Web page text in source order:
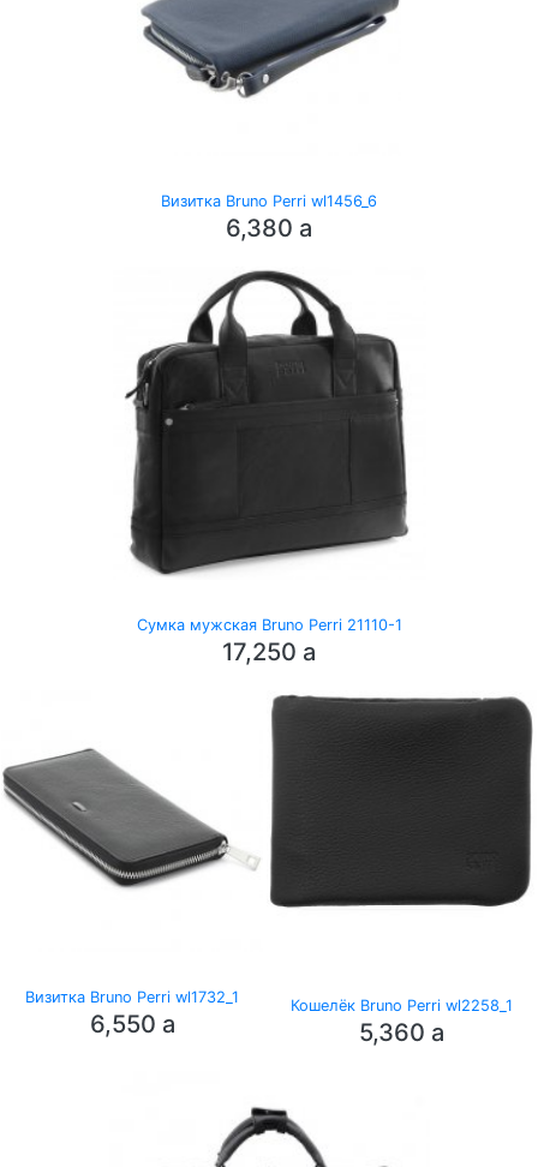
Визитка Bruno Perri wl1456_6
6,380 a
Сумка мужская Bruno Perri 21110-1
17,250 a
Визитка Bruno Perri wl1732_1
6,550 a
Кошелёк Bruno Perri wl2258_1
5,360 a